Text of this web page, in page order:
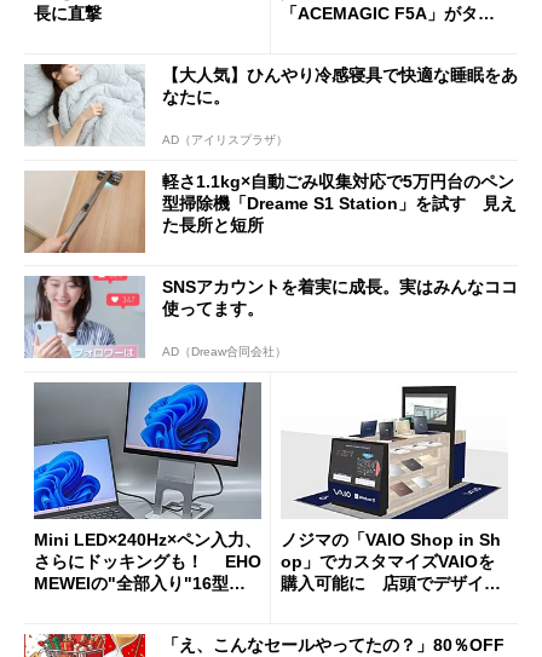
長に直撃
「ACEMAGIC F5A」がタイ
【大人気】ひんやり冷感寝具で快適な睡眠をあ
なたに。
AD（アイリスプラザ）
軽さ1.1kg×自動ごみ収集対応で5万円台のペン
型掃除機「Dreame S1 Station」を試す 見え
た長所と短所
SNSアカウントを着実に成長。実はみんなココ
使ってます。
AD（Dreaw合同会社）
Mini LED×240Hz×ペン入力、
さらにドッキングも！ EHO
MEWEIの"全部入り"16型モ
ノジマの「VAIO Shop in Sh
op」でカスタマイズVAIOを
購入可能に 店頭でデザイン
「え、こんなセールやってたの？」80％OFF